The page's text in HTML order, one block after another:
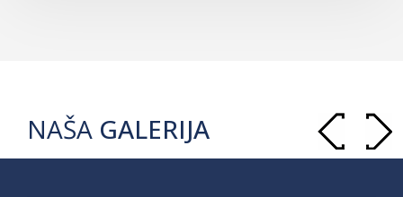
NAŠA GALERIJA